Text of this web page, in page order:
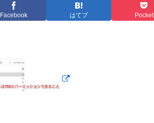
Facebook はてブ Pocket